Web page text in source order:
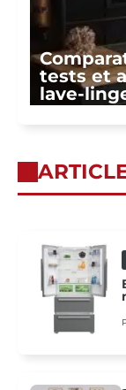
tests et
lave-